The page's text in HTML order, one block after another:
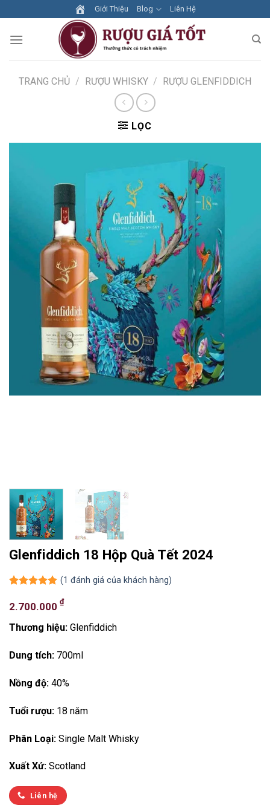
to
content
Giới Thiệu Blog Liên Hệ
TRANG CHỦ / RƯỢU WHISKY / RƯỢU GLENFIDDICH
LỌC
Glenfiddich 18 Hộp Quà Tết 2024
dựa trên
(1 đánh giá của khách hàng)
2.700.000 ₫
Thương hiệu: Glenfiddich
Dung tích: 700ml
Nồng độ: 40%
Tuổi rượu: 18 năm
Phân Loại: Single Malt Whisky
Xuất Xứ: Scotland
Liên hệ